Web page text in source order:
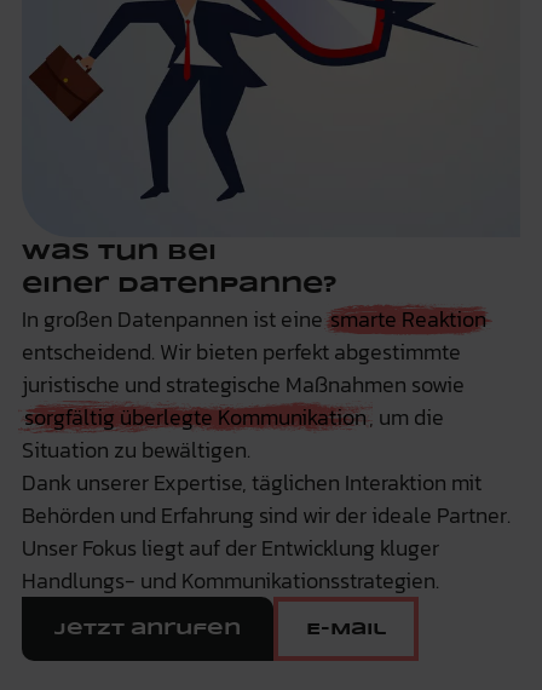
Was tun bei
einer Datenpanne?
In großen Datenpannen ist einesmarte Reaktion
entscheidend. Wir bieten perfekt abgestimmte
juristische und strategische Maßnahmen sowie
sorgfältig überlegte Kommunikation, um die
Situation zu bewältigen.
Dank unserer Expertise, täglichen Interaktion mit
Behörden und Erfahrung sind wir der ideale Partner.
Unser Fokus liegt auf der Entwicklung kluger
Handlungs- und Kommunikationsstrategien.
Jetzt anrufen E-Mail